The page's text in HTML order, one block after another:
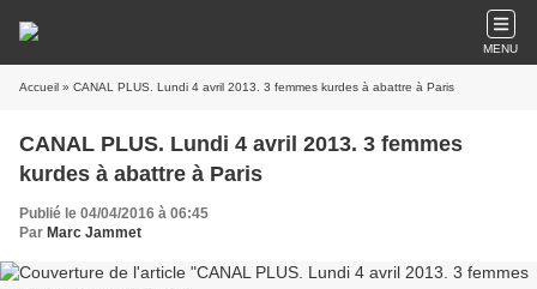
MENU
Accueil » CANAL PLUS. Lundi 4 avril 2013. 3 femmes kurdes à abattre à Paris
CANAL PLUS. Lundi 4 avril 2013. 3 femmes
kurdes à abattre à Paris
Publié le 04/04/2016 à 06:45
Par Marc Jammet